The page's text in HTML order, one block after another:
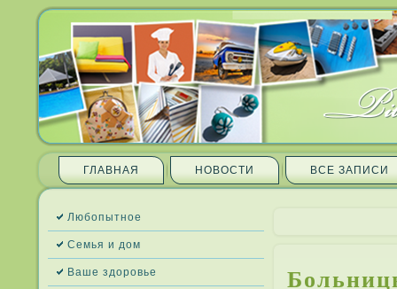
ГЛАВНАЯ НОВОСТИ ВСЕ ЗАПИ­СИ
Любопытное
Семья и дом
Ваше здоровье